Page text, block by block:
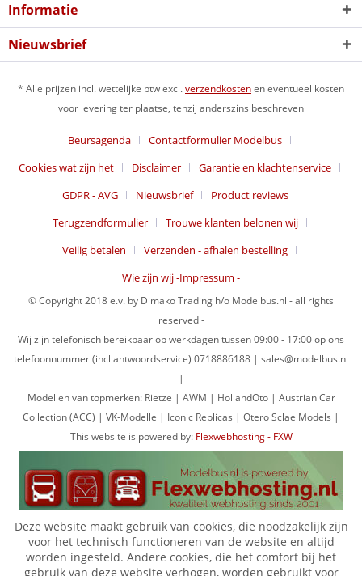
Informatie
Nieuwsbrief
* Alle prijzen incl. wettelijke btw excl.verzendkostenen eventueel kosten
voor levering ter plaatse, tenzij anderszins beschreven
Beursagenda
Contactformulier Modelbus
Cookies wat zijn het
Disclaimer
Garantie en klachtenservice
GDPR - AVG
Nieuwsbrief
Product reviews
Terugzendformulier
Trouwe klanten belonen wij
Veilig betalen
Verzenden - afhalen bestelling
Wie zijn wij -Impressum -
© Copyright 2018 e.v. by Dimako Trading h/o Modelbus.nl - all rights
reserved -
Wij zijn telefonisch bereikbaar op werkdagen tussen 09:00 - 17:00 op ons
telefoonnummer (incl antwoordservice) 0718886188 | sales@modelbus.nl
|
Modellen van topmerken: Rietze | AWM | HollandOto | Austrian Car
Collection (ACC) | VK-Modelle | Iconic Replicas | Otero Sclae Models |
This website is powered by: Flexwebhosting - FXW
Deze website maakt gebruik van cookies, die noodzakelijk zijn
voor het technisch functioneren van de website en altijd
worden ingesteld. Andere cookies, die het comfort bij het
gebruik van deze website verhogen, worden gebruikt voor